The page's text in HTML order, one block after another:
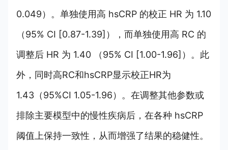
0.049）。单独使用高 hsCRP 的校正 HR 为 1.10
（95% CI [0.87-1.39]），而单独使用高 RC 的
调整后 HR 为 1.40 （95% CI [1.00-1.96]）。此
外，同时高RC和hsCRP显示校正HR为
1.43（95%CI 1.05-1.96）。在调整其他参数或
排除主要模型中的慢性疾病后，在各种 hsCRP
阈值上保持一致性，从而增强了结果的稳健性。